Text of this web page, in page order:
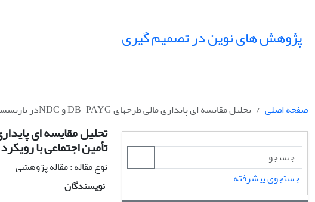
پژوهش های نوین در تصمیم گیری
صفحه اصلی تحلیل مقایسه ای پایداری مالی طرحهای DB-PAYG و NDCدر بازنشستگیهای تعیین تکلیف سازمان تأمین اجتماعی با رویکرد پویایی شناسی سیستمها
تأمین اجتماعی با
نوع مقاله : مقاله پژوهشی
نویسندگان
جستجوی پیشرفته